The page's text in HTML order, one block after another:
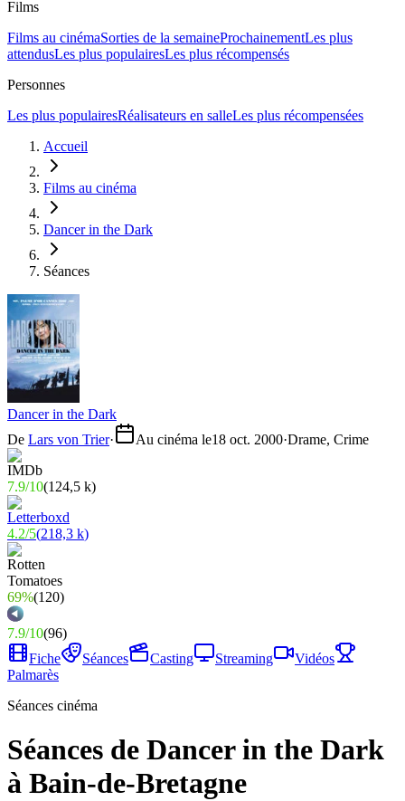
Films
Films au cinémaSorties de la semaineProchainementLes plus
attendusLes plus populairesLes plus récompensés
Personnes
Les plus populairesRéalisateurs en salleLes plus récompensées
Accueil
Films au cinéma
Dancer in the Dark
Séances
Dancer in the Dark
De Lars von Trier· Au cinéma le18 oct. 2000·Drame, Crime
7.9/10(124,5 k)
4.2/5(218,3 k)
69%(120)
7.9/10(96)
Fiche
Séances Casting Streaming
Vidéos
Palmarès
Séances cinéma
Séances de Dancer in the Dark
à Bain-de-Bretagne